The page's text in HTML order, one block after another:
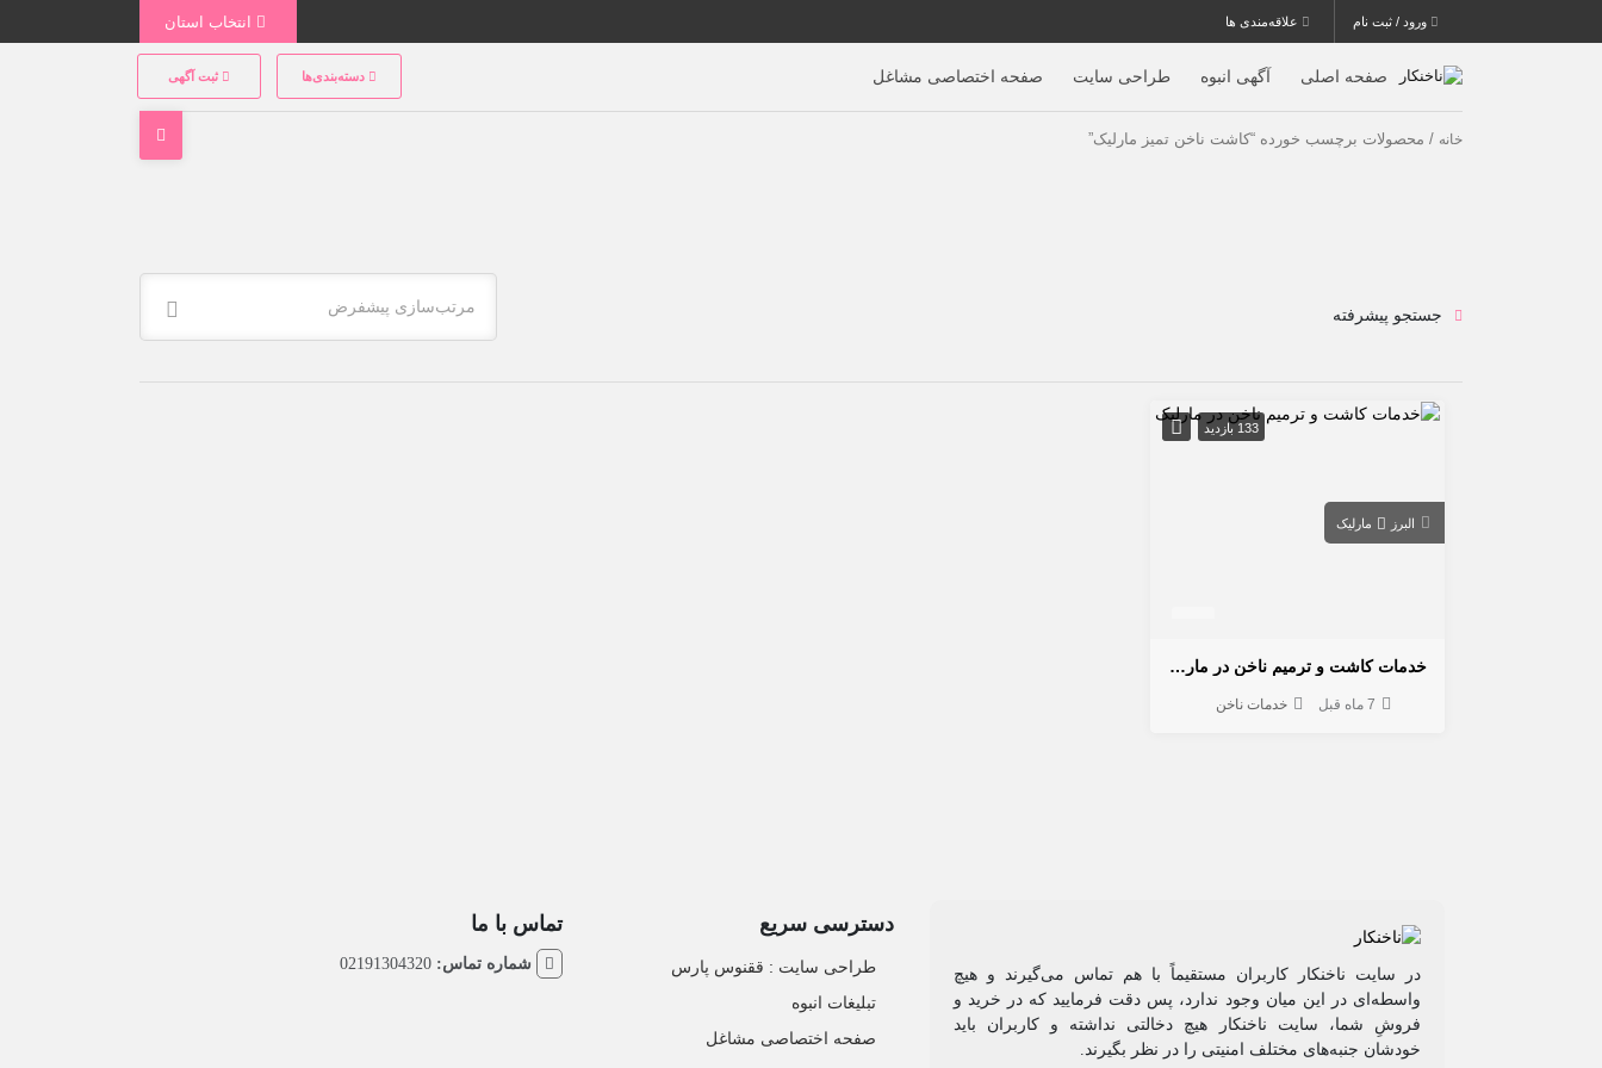
ورود / ثبت نام علاقه‌مندی ها
صفحه اصلی آگهی انبوه طراحی سایت صفحه اختصاصی مشاغل دسته‌بندی‌ها ثبت آگهی
خانه / محصولات برچسب خورده “کاشت ناخن تمیز مارلیک”
مرتب‌سازی پیشفرض جستجو پیشرفته
133 بازدید
البرز مارلیک
خدمات کاشت و ترمیم ناخن در مارلیک
7 ماه قبل خدمات ناخن
در سایت ناخنکار کاربران مستقیماً با هم تماس می‌گیرند و هیچ
واسطه‌ای در این میان وجود ندارد، پس دقت فرمایید که در خرید و
فروشِ شما، سایت ناخنکار هیچ دخالتی نداشته و کاربران باید
خودشان جنبه‌های مختلف امنیتی را در نظر بگیرند.
دسترسی سریع
طراحی سایت :‌ ققنوس پارس
تبلیغات انبوه
صفحه اختصاصی مشاغل
تماس با ما
شماره تماس: 02191304320